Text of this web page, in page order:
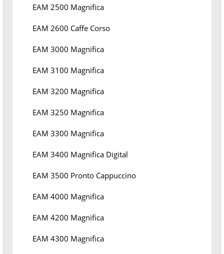
EAM 2500 Magnifica
EAM 2600 Caffe Corso
EAM 3000 Magnifica
EAM 3100 Magnifica
EAM 3200 Magnifica
EAM 3250 Magnifica
EAM 3300 Magnifica
EAM 3400 Magnifica Digital
EAM 3500 Pronto Cappuccino
EAM 4000 Magnifica
EAM 4200 Magnifica
EAM 4300 Magnifica